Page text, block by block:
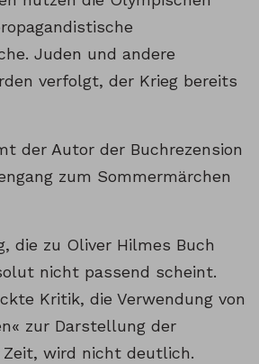
Juden und andere
verfolgt, der Krieg bereits
der Autor der Buchrezension
zum Sommermärchen
die zu Oliver Hilmes Buch
nicht passend scheint.
Kritik, die Verwendung von
zur Darstellung der
wird nicht deutlich.